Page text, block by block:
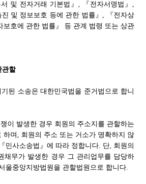
및 전자거래 기본법』, 『전자서명법』,
진 및 정보보호 등에 관한 법률』, 『전자상
보호에 관한 법률』 등 관계 법령 또는 상관
관할
된 소송은 대한민국법을 준거법으로 합니
이 발생한 경우 회원의 주소지를 관할하는
하며, 회원의 주소 또는 거소가 명확하지 않
민사소송법』에 따라 정합니다. 단, 회원의
채무가 발생한 경우 그 관리업무를 담당하
울중앙지방법원을 관할법원으로 합니다.